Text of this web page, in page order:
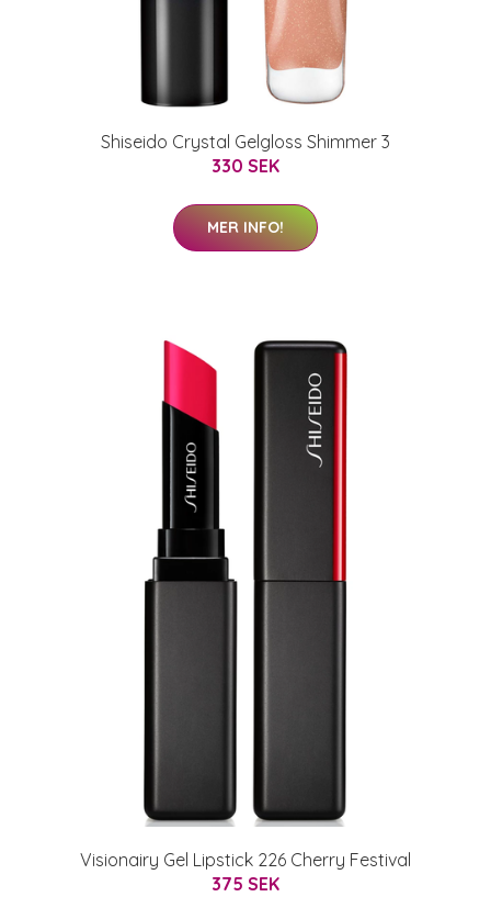
Shiseido Crystal Gelgloss Shimmer 3
330 SEK
MER INFO!
Visionairy Gel Lipstick 226 Cherry Festival
375 SEK